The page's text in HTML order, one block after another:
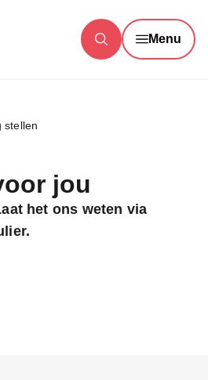
Menu
stellen
jou
het ons weten via